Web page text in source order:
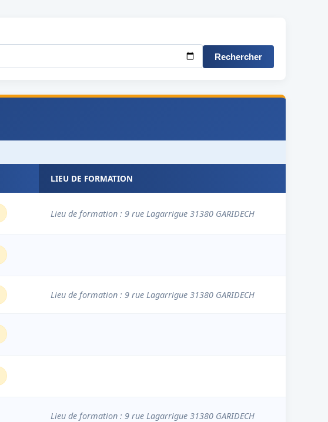
Rechercher
LIEU DE FORMATION
Lieu de formation : 9 rue Lagarrigue 31380 GARIDECH
Lieu de formation : 9 rue Lagarrigue 31380 GARIDECH
Lieu de formation : 9 rue Lagarrigue 31380 GARIDECH